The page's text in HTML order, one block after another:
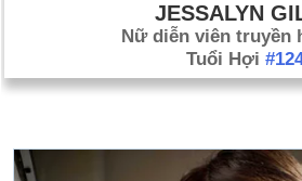
JESSALYN
Nữ diễn viên truyền
Tuổi Hợi